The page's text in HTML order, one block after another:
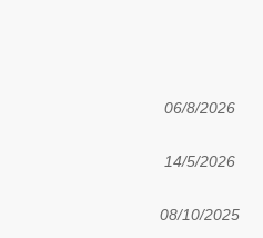
06/8/2026
14/5/2026
08/10/2025